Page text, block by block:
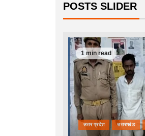
POSTS SLIDER
1 min read
उत्तर प्रदेश उत्तराखंड